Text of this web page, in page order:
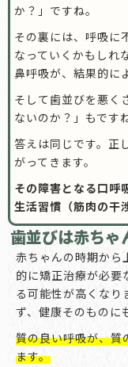
か？」ですね。
その裏には、呼吸に
なっていくかもしれ
鼻呼吸が、結果的に
そして歯並びを悪く
ないのか？」もですね
答えは同じです。正
がってきます。
その障害となる口呼
生活習慣（筋肉の干
歯並びは赤ちゃ
赤ちゃんの時期から
的に矯正治療が必要
る可能性が高くなり
ず、健康そのものに
質の良い呼吸が、質
ます。